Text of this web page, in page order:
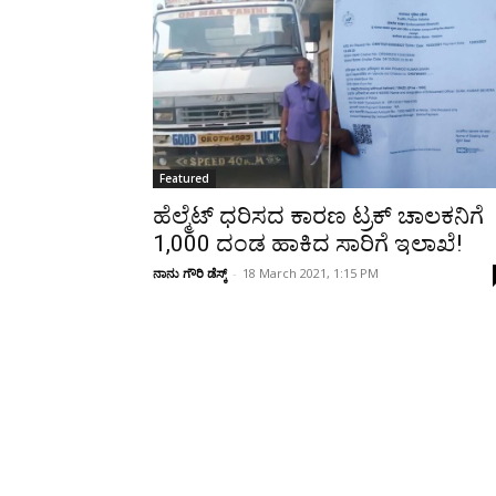
Featured
ಹೆಲ್ಮೆಟ್ ಧರಿಸದ ಕಾರಣ ಟ್ರಕ್‌‌ ಚಾಲಕನಿಗೆ ₹
1,000 ದಂಡ ಹಾಕಿದ ಸಾರಿಗೆ ಇಲಾಖೆ!
ನಾನು ಗೌರಿ ಡೆಸ್ಕ್ - 18 March 2021, 1:15 PM